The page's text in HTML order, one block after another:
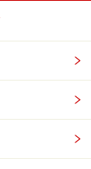
れた名前で
含まれるも
アルブミン
めており、
を結合して